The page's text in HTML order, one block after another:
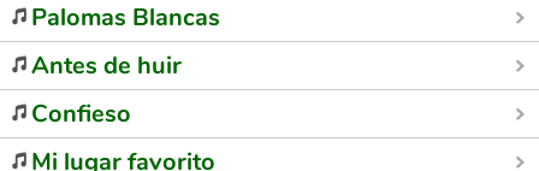
Palomas Blancas
Antes de huir
Confieso
Mi lugar favorito